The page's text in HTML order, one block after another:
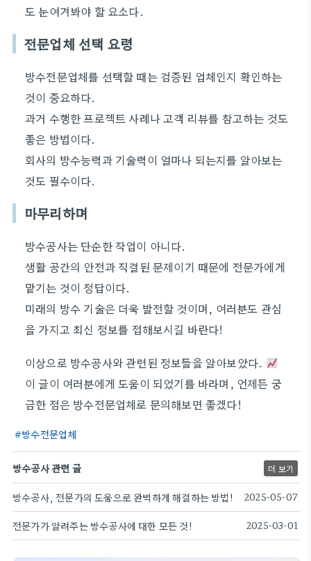
도 눈여겨봐야 할 요소다.
전문업체 선택 요령
방수전문업체를 선택할 때는 검증된 업체인지 확인하는
것이 중요하다.
과거 수행한 프로젝트 사례나 고객 리뷰를 참고하는 것도
좋은 방법이다.
회사의 방수능력과 기술력이 얼마나 되는지를 알아보는
것도 필수이다.
마무리하며
방수공사는 단순한 작업이 아니다.
생활 공간의 안전과 직결된 문제이기 때문에 전문가에게
맡기는 것이 정답이다.
미래의 방수 기술은 더욱 발전할 것이며, 여러분도 관심
을 가지고 최신 정보를 접해보시길 바란다!
이상으로 방수공사와 관련된 정보들을 알아보았다.
이 글이 여러분에게 도움이 되었기를 바라며, 언제든 궁
금한 점은 방수전문업체로 문의해보면 좋겠다!
방수전문업체
방수공사 관련 글 더 보기
방수공사, 전문가의 도움으로 완벽하게 해결하는 방법! 2025-05-07
전문가가 알려주는 방수공사에 대한 모든 것! 2025-03-01